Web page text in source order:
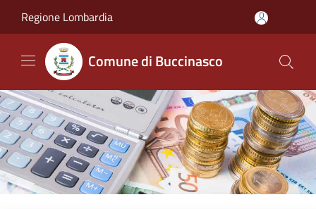
Regione Lombardia
Comune di Buccinasco